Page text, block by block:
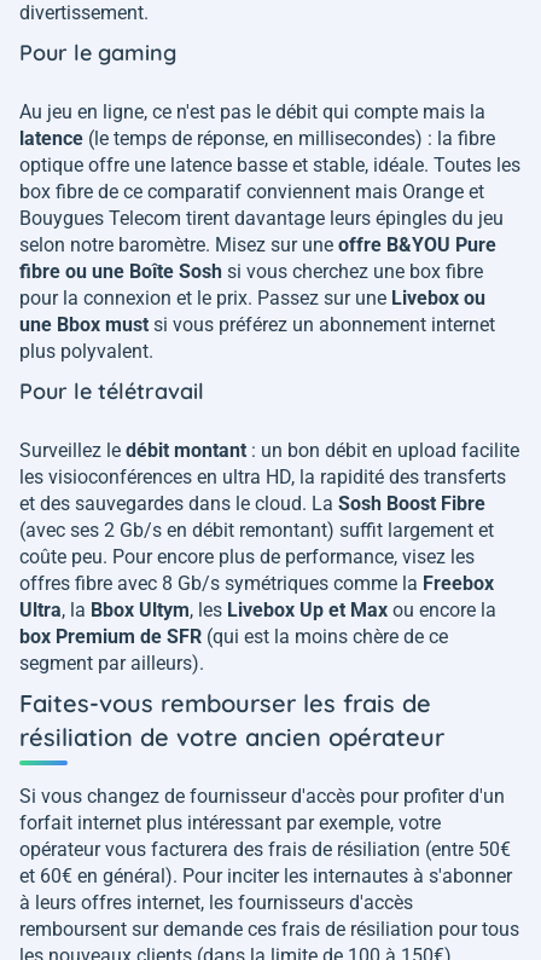
divertissement.
Pour le gaming
Au jeu en ligne, ce n'est pas le débit qui compte mais la
latence (le temps de réponse, en millisecondes) : la fibre
optique offre une latence basse et stable, idéale. Toutes les
box fibre de ce comparatif conviennent mais Orange et
Bouygues Telecom tirent davantage leurs épingles du jeu
selon notre baromètre. Misez sur une offre B&YOU Pure
fibre ou une Boîte Sosh si vous cherchez une box fibre
pour la connexion et le prix. Passez sur une Livebox ou
une Bbox must si vous préférez un abonnement internet
plus polyvalent.
Pour le télétravail
Surveillez le débit montant : un bon débit en upload facilite
les visioconférences en ultra HD, la rapidité des transferts
et des sauvegardes dans le cloud. La Sosh Boost Fibre
(avec ses 2 Gb/s en débit remontant) suffit largement et
coûte peu. Pour encore plus de performance, visez les
offres fibre avec 8 Gb/s symétriques comme la Freebox
Ultra, la Bbox Ultym, les Livebox Up et Max ou encore la
box Premium de SFR (qui est la moins chère de ce
segment par ailleurs).
Faites-vous rembourser les frais de
résiliation de votre ancien opérateur
Si vous changez de fournisseur d'accès pour profiter d'un
forfait internet plus intéressant par exemple, votre
opérateur vous facturera des frais de résiliation (entre 50€
et 60€ en général). Pour inciter les internautes à s'abonner
à leurs offres internet, les fournisseurs d'accès
remboursent sur demande ces frais de résiliation pour tous